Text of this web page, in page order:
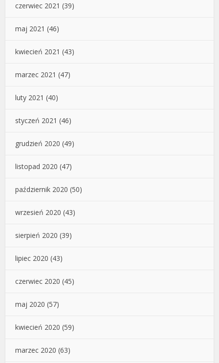
czerwiec 2021 (39)
maj 2021 (46)
kwiecień 2021 (43)
marzec 2021 (47)
luty 2021 (40)
styczeń 2021 (46)
grudzień 2020 (49)
listopad 2020 (47)
październik 2020 (50)
wrzesień 2020 (43)
sierpień 2020 (39)
lipiec 2020 (43)
czerwiec 2020 (45)
maj 2020 (57)
kwiecień 2020 (59)
marzec 2020 (63)